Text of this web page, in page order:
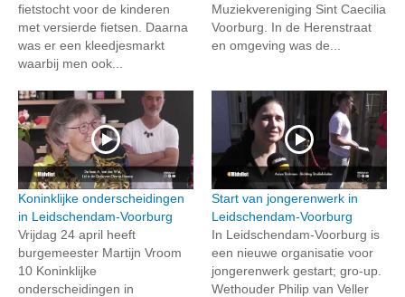
fietstocht voor de kinderen
met versierde fietsen. Daarna
was er een kleedjesmarkt
waarbij men ook...
Muziekvereniging Sint Caecilia
Voorburg. In de Herenstraat
en omgeving was de...
Koninklijke onderscheidingen
in Leidschendam-Voorburg
Vrijdag 24 april heeft
burgemeester Martijn Vroom
10 Koninklijke
onderscheidingen in
Start van jongerenwerk in
Leidschendam-Voorburg
In Leidschendam-Voorburg is
een nieuwe organisatie voor
jongerenwerk gestart; gro-up.
Wethouder Philip van Veller